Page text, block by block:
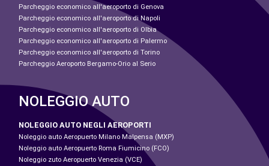
Parcheggio economico all'aeroporto di Genova
Parcheggio economico all'aeroporto di Napoli
Parcheggio economico all'aeroporto di Olbia
Parcheggio economico all'aeroporto di Palermo
Parcheggio economico all'aeroporto di Torino
Parcheggio Aeroporto Bergamo-Orio al Serio
NOLEGGIO AUTO
NOLEGGIO AUTO NEGLI AEROPORTI
Noleggio auto Aeropuerto Milano Malpensa (MXP)
Noleggio auto Aeropuerto Roma Fiumicino (FCO)
Noleggio zuto Aeropuerto Venezia (VCE)